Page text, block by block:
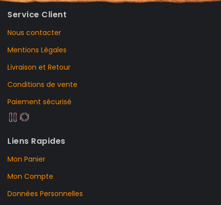
Service Client
Nous contacter
Mentions Légales
Livraison et Retour
Conditions de vente
Paiement sécurisé
Liens Rapides
Mon Panier
Mon Compte
Données Personnelles